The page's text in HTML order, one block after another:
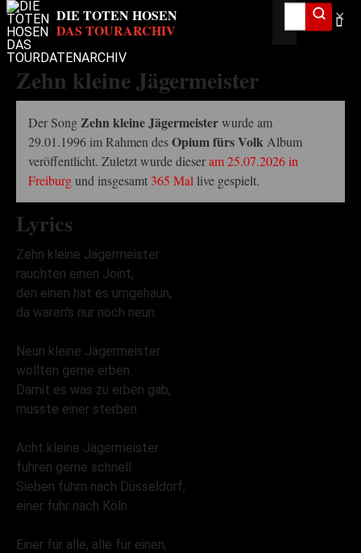
✕
Zehn kleine Jägermeister
Der SongZehn kleine Jägermeisterwurde am
29.01.1996 im Rahmen desOpium fürs Volk Album
veröffentlicht. Zuletzt wurde dieseram 25.07.2026 in
Freiburgund insgesamt 365 Mal live gespielt.
Lyrics
Zehn kleine Jägermeister
rauchten einen Joint,
den einen hat es umgehaun,
da waren's nur noch neun.
Neun kleine Jägermeister
wollten gerne erben.
Damit es was zu erben gab,
musste einer sterben.
Acht kleine Jägermeister
fuhren gerne schnell.
Sieben fuhrn nach Düsseldorf,
einer fuhr nach Köln.
Einer für alle, alle für einen,